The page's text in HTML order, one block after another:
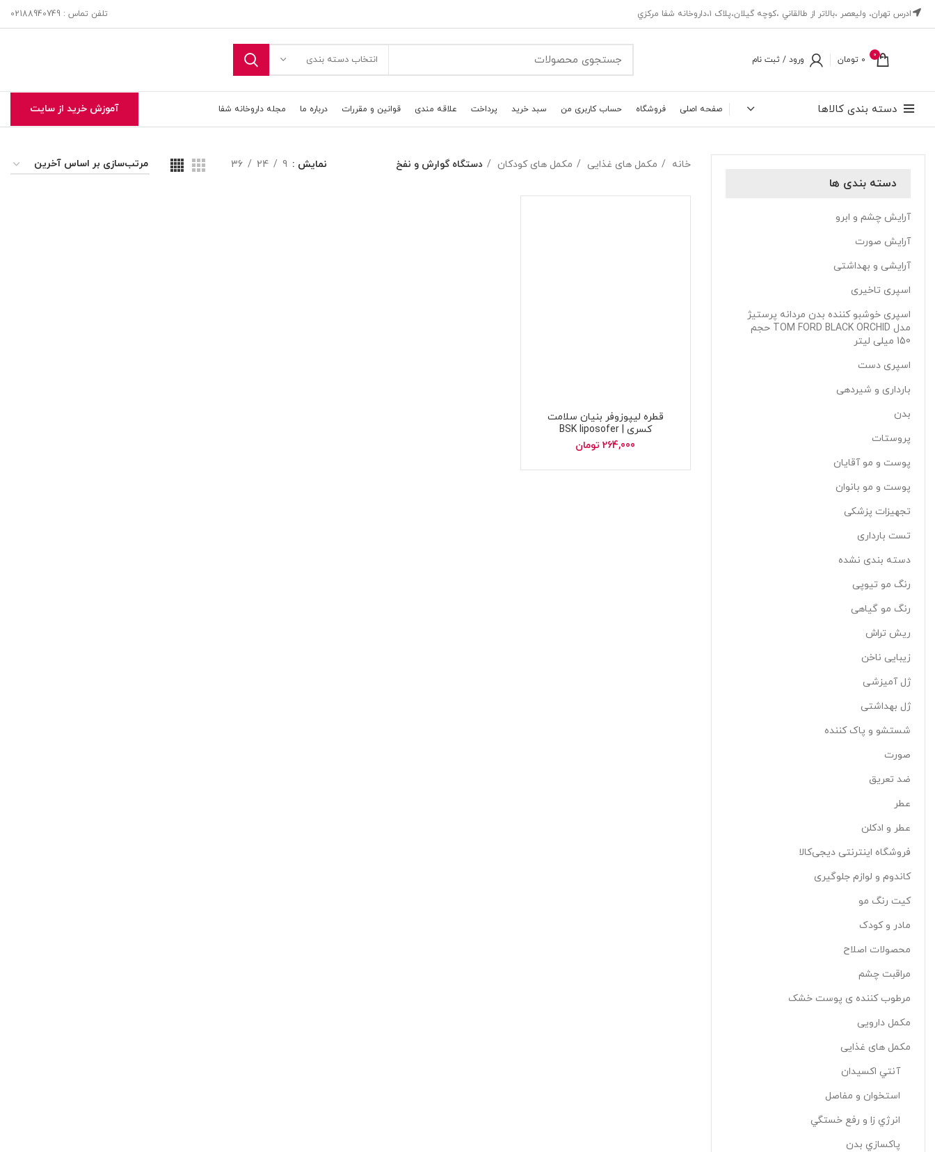
ادرس تهران، ‎وليعصر ،بالاتر از طالقاني ،كوچه گيلان،پلاک ۱،داروخانه شفا مركزي تلفن تماس : 02188940749
0
0 تومان ورود / ثبت نام انتخاب دسته بندی
دسته بندی کالاها صفحه اصلی فروشگاه حساب کاربری من سبد خرید پرداخت علاقه مندی قوانین و مقررات درباره ما مجله داروخانه شفا آموزش خرید از سایت
دسته بندی ها
آرایش چشم و ابرو
آرایش صورت
آرایشی و بهداشتی
اسپری تاخیری
اسپری خوشبو کننده بدن مردانه پرستیژ
مدل TOM FORD BLACK ORCHID حجم
150 میلی لیتر
اسپری دست
بارداری و شیردهی
بدن
پروستات
پوست و مو آقایان
پوست و مو بانوان
تجهیزات پزشکی
تست بارداری
دسته بندی نشده
رنگ مو تیوپی
رنگ مو گیاهی
ریش تراش
زیبایی ناخن
ژل آمیزشی
ژل بهداشتی
شستشو و پاک کننده
صورت
ضد تعریق
عطر
عطر و ادکلن
فروشگاه اینترنتی دیجی‌کالا
کاندوم و لوازم جلوگیری
کیت رنگ مو
مادر و کودک
محصولات اصلاح
مراقبت چشم
مرطوب کننده ی پوست خشک
مکمل دارویی
مکمل های غذایی
آنتي اکسيدان
استخوان و مفاصل
انرژي زا و رفع خستگي
پاکسازي بدن
خانه مکمل های غذایی مکمل های کودکان دستگاه گوارش و نفخ نمایش 9
24
36
قطره لیپوزوفر بنیان سلامت
کسری | BSK liposofer
264,000 تومان